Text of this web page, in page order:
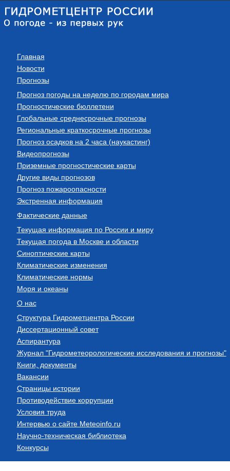
Главная
Новости
Прогнозы
Прогноз погоды на неделю по городам мира
Прогностические бюллетени
Глобальные среднесрочные прогнозы
Региональные краткосрочные прогнозы
Прогноз осадков на 2 часа (наукастинг)
Видеопрогнозы
Приземные прогностические карты
Другие виды прогнозов
Прогноз пожароопасности
Экстренная информация
Фактические данные
Текущая информация по России и миру
Текущая погода в Москве и области
Синоптические карты
Климатические изменения
Климатические нормы
Моря и океаны
О нас
Структура Гидрометцентра России
Диссертационный совет
Аспирантура
Журнал "Гидрометеорологические исследования и прогнозы"
Книги, документы
Вакансии
Страницы истории
Противодействие коррупции
Условия труда
Интервью о сайте Meteoinfo.ru
Научно-техническая библиотека
Конкурсы